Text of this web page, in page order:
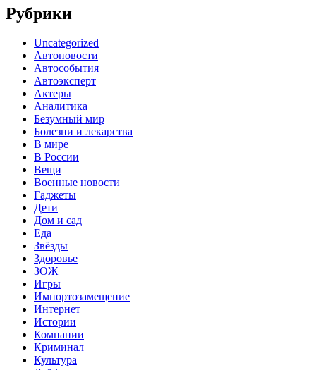
Рубрики
Uncategorized
Автоновости
Автособытия
Автоэксперт
Актеры
Аналитика
Безумный мир
Болезни и лекарства
В мире
В России
Вещи
Военные новости
Гаджеты
Дети
Дом и сад
Еда
Звёзды
Здоровье
ЗОЖ
Игры
Импортозамещение
Интернет
Истории
Компании
Криминал
Культура